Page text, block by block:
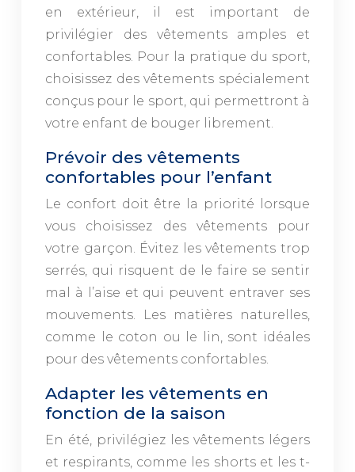
en extérieur, il est important de
privilégier des vêtements amples et
confortables. Pour la pratique du sport,
choisissez des vêtements spécialement
conçus pour le sport, qui permettront à
votre enfant de bouger librement.
Prévoir des vêtements
confortables pour l’enfant
Le confort doit être la priorité lorsque
vous choisissez des vêtements pour
votre garçon. Évitez les vêtements trop
serrés, qui risquent de le faire se sentir
mal à l’aise et qui peuvent entraver ses
mouvements. Les matières naturelles,
comme le coton ou le lin, sont idéales
pour des vêtements confortables.
Adapter les vêtements en
fonction de la saison
En été, privilégiez les vêtements légers
et respirants, comme les shorts et les t-